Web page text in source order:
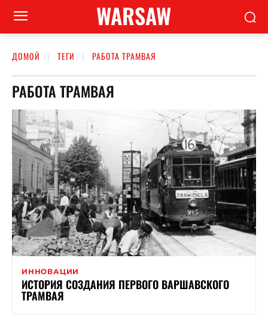
WARSAW
ДОМОЙ ТЕГИ РАБОТА ТРАМВАЯ
РАБОТА ТРАМВАЯ
ИННОВАЦИИ
ИСТОРИЯ СОЗДАНИЯ ПЕРВОГО ВАРШАВСКОГО
ТРАМВАЯ